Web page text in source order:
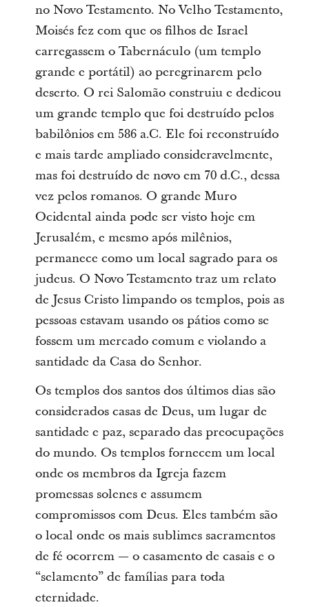
no Novo Testamento. No Velho Testamento,
Moisés fez com que os filhos de Israel
carregassem o Tabernáculo (um templo
grande e portátil) ao peregrinarem pelo
deserto. O rei Salomão construiu e dedicou
um grande templo que foi destruído pelos
babilônios em 586 a.C. Ele foi reconstruído
e mais tarde ampliado consideravelmente,
mas foi destruído de novo em 70 d.C., dessa
vez pelos romanos. O grande Muro
Ocidental ainda pode ser visto hoje em
Jerusalém, e mesmo após milênios,
permanece como um local sagrado para os
judeus. O Novo Testamento traz um relato
de Jesus Cristo limpando os templos, pois as
pessoas estavam usando os pátios como se
fossem um mercado comum e violando a
santidade da Casa do Senhor.
Os templos dos santos dos últimos dias são
considerados casas de Deus, um lugar de
santidade e paz, separado das preocupações
do mundo. Os templos fornecem um local
onde os membros da Igreja fazem
promessas solenes e assumem
compromissos com Deus. Eles também são
o local onde os mais sublimes sacramentos
de fé ocorrem — o casamento de casais e o
“selamento” de famílias para toda
eternidade.